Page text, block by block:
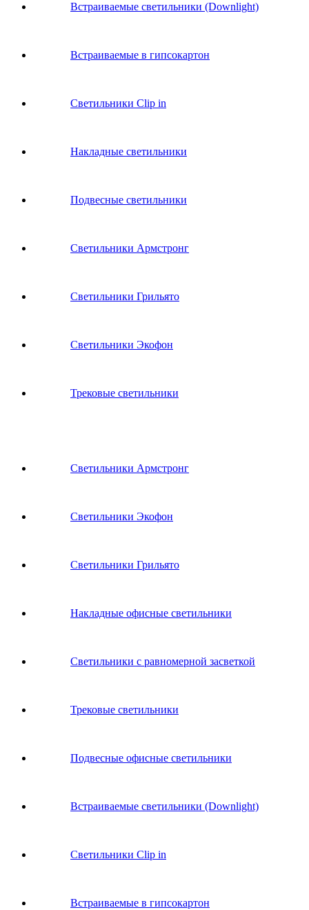
Встраиваемые светильники (Downlight)
Встраиваемые в гипсокартон
Светильники Clip in
Накладные светильники
Подвесные светильники
Светильники Армстронг
Светильники Грильято
Светильники Экофон
Трековые светильники
Светильники Армстронг
Светильники Экофон
Светильники Грильято
Накладные офисные светильники
Светильники с равномерной засветкой
Трековые светильники
Подвесные офисные светильники
Встраиваемые светильники (Downlight)
Светильники Clip in
Встраиваемые в гипсокартон